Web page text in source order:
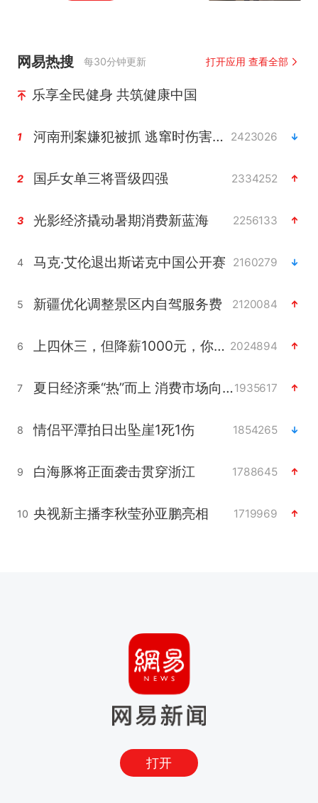
网易热搜 每30分钟更新 打开应用 查看全部
乐享全民健身 共筑健康中国
1 河南刑案嫌犯被抓 逃窜时伤害多人 2423026
2 国乒女单三将晋级四强 2334252
3 光影经济撬动暑期消费新蓝海 2256133
4 马克·艾伦退出斯诺克中国公开赛 2160279
5 新疆优化调整景区内自驾服务费 2120084
6 上四休三，但降薪1000元，你接受吗？ 2024894
7 夏日经济乘“热”而上 消费市场向“新”而行1935617
8 情侣平潭拍日出坠崖1死1伤 1854265
9 白海豚将正面袭击贯穿浙江 1788645
10 央视新主播李秋莹孙亚鹏亮相 1719969
打开